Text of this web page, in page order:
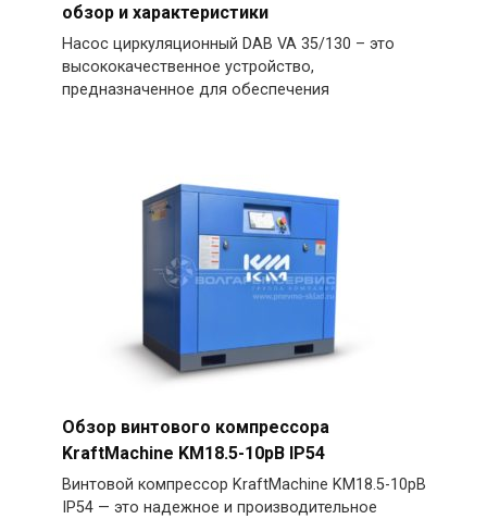
обзор и характеристики
Насос циркуляционный DAB VA 35/130 – это
высококачественное устройство,
предназначенное для обеспечения
Обзор винтового компрессора
KraftMachine KM18.5-10рВ IP54
Винтовой компрессор KraftMachine KM18.5-10рВ
IP54 — это надежное и производительное